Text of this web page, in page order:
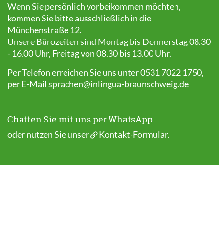
Wenn Sie persönlich vorbeikommen möchten,
kommen Sie bitte ausschließlich in die
Münchenstraße 12.
Unsere Bürozeiten sind Montag bis Donnerstag 08.30
- 16.00 Uhr, Freitag von 08.30 bis 13.00 Uhr.
Per Telefon erreichen Sie uns unter 0531 7022 1750,
per E-Mail sprachen@inlingua-braunschweig.de
Chatten Sie mit uns per WhatsApp
oder nutzen Sie unser Kontakt-Formular.